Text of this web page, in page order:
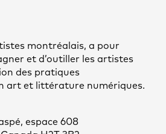
montréalais, a pour
et d’outiller les artistes
des pratiques
art et littérature numériques.
espace 608